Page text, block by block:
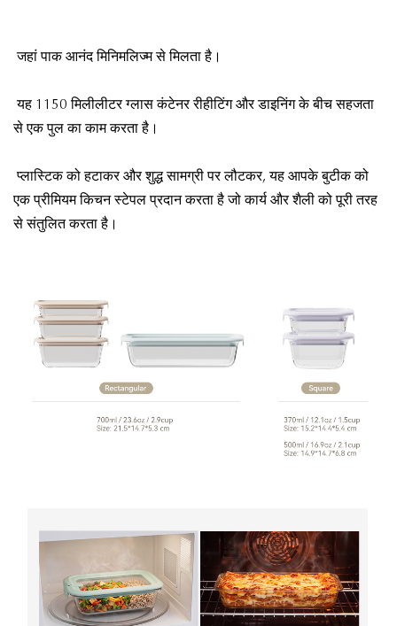
जहां पाक आनंद मिनिमलिज्म से मिलता है।
यह 1150 मिलीलीटर ग्लास कंटेनर रीहीटिंग और डाइनिंग के बीच सहजता
से एक पुल का काम करता है।
प्लास्टिक को हटाकर और शुद्ध सामग्री पर लौटकर, यह आपके बुटीक को
एक प्रीमियम किचन स्टेपल प्रदान करता है जो कार्य और शैली को पूरी तरह
से संतुलित करता है।